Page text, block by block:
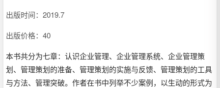
出版时间：2019.7
出版价格：40
本书共分为七章：认识企业管理、企业管理系统、企业管理策
划、管理策划的准备、管理策划的实施与反馈、管理策划的工具
与方法、管理突破。作者在书中列举不少案例，以生动的形式为